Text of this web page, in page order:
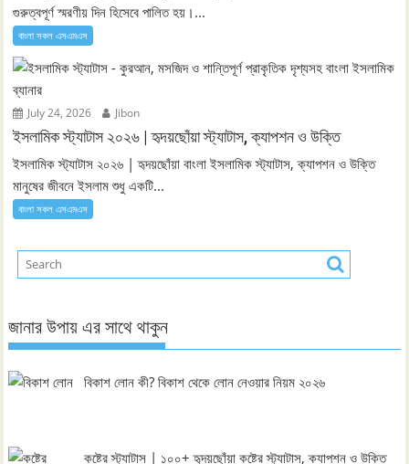
গুরুত্বপূর্ণ স্মরণীয় দিন হিসেবে পালিত হয়।...
বাংলা সকল এসএমএস
July 24, 2026 Jibon
ইসলামিক স্ট্যাটাস ২০২৬ | হৃদয়ছোঁয়া স্ট্যাটাস, ক্যাপশন ও উক্তি
ইসলামিক স্ট্যাটাস ২০২৬ | হৃদয়ছোঁয়া বাংলা ইসলামিক স্ট্যাটাস, ক্যাপশন ও উক্তি
মানুষের জীবনে ইসলাম শুধু একটি...
বাংলা সকল এসএমএস
জানার উপায় এর সাথে থাকুন
বিকাশ লোন কী? বিকাশ থেকে লোন নেওয়ার নিয়ম ২০২৬
কষ্টের স্ট্যাটাস | ১০০+ হৃদয়ছোঁয়া কষ্টের স্ট্যাটাস, ক্যাপশন ও উক্তি